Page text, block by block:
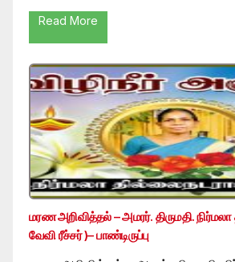
Read More
மரண அறிவித்தல் – அமரர். திருமதி.
வேவி ரீச்சர் )– பாண்டிருப்பு